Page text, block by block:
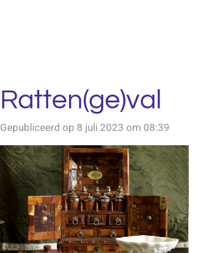
Ratten(ge)val
Gepubliceerd op 8 juli 2023 om 08:39